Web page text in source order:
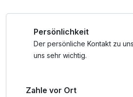
Tipp für die 'Großen': Alkoholische
Mittag- und Abendessen inkludiert.
Persönlichkeit
Der persönliche Kontakt zu
uns sehr wichtig.
Zahle vor Ort